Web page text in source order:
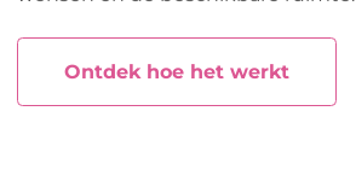
Ontdek hoe het werkt